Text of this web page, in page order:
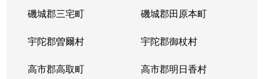
磯城郡三宅町 磯城郡田原本町
宇陀郡曽爾村 宇陀郡御杖村
高市郡高取町 高市郡明日香村